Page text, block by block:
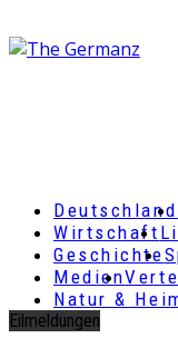
Deutschland
Wirtschaft
Geschichte
Medien
Natur &
Eilmeldungen